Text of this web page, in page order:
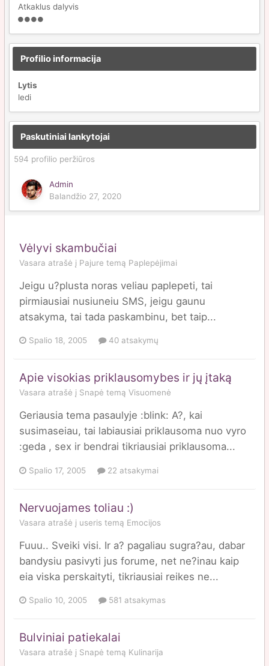
Atkaklus dalyvis
Profilio informacija
Lytis
ledi
Paskutiniai lankytojai
594 profilio peržiūros
Admin
Balandžio 27, 2020
Vėlyvi skambučiai
Vasara atrašė į Pajure temą Paplepėjimai
Jeigu u?plusta noras veliau paplepeti, tai
pirmiausiai nusiuneiu SMS, jeigu gaunu
atsakyma, tai tada paskambinu, bet taip...
Spalio 18, 2005 40 atsakymų
Apie visokias priklausomybes ir jų įtaką
Vasara atrašė į Snapė temą Visuomenė
Geriausia tema pasaulyje :blink: A?, kai
susimaseiau, tai labiausiai priklausoma nuo vyro
:geda , sex ir bendrai tikriausiai priklausoma...
Spalio 17, 2005 22 atsakymai
Nervuojames toliau :)
Vasara atrašė į useris temą Emocijos
Fuuu.. Sveiki visi. Ir a? pagaliau sugra?au, dabar
bandysiu pasivyti jus forume, net ne?inau kaip
eia viska perskaityti, tikriausiai reikes ne...
Spalio 10, 2005 581 atsakymas
Bulviniai patiekalai
Vasara atrašė į Snapė temą Kulinarija